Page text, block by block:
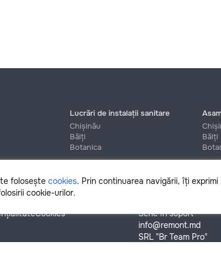
folosește cookies. Prin continuarea navigării, îți exprimi
cookie-urilor.
Lucrări de instalații sanitare
Chișinău
Bălți
Botanica
Bălți
Cookies
Ajutor
Scrie în suport
info@remont.md
SRL "Br Team Pro"